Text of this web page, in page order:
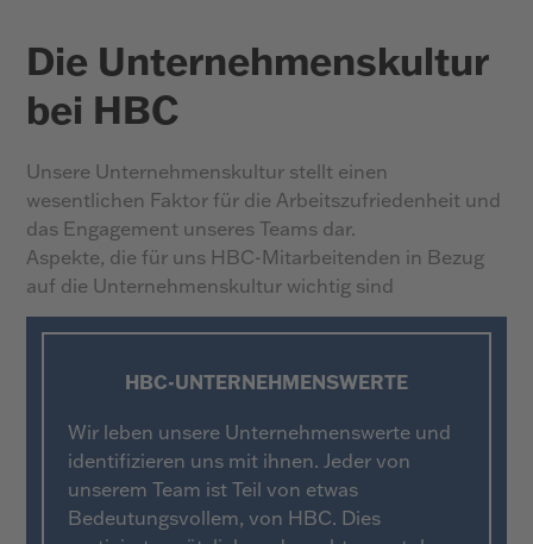
Die Unternehmens­kultur
bei HBC
Unsere Unternehmenskultur stellt einen
wesentlichen Faktor für die Arbeitszufriedenheit und
das Engagement unseres Teams dar.
Aspekte, die für uns HBC-Mitarbeitenden in Bezug
auf die Unternehmenskultur wichtig sind
HBC-UNTERNEHMENSWERTE
Wir leben unsere Unternehmenswerte und
identifizieren uns mit ihnen. Jeder von
unserem Team ist Teil von etwas
Bedeutungsvollem, von HBC. Dies